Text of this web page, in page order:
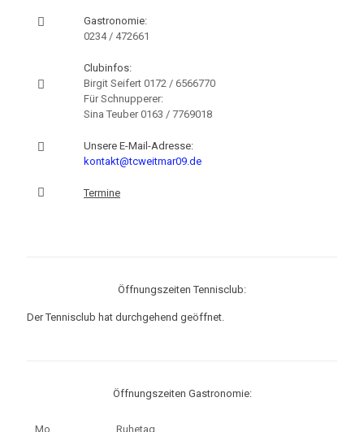
Gastronomie:
0234 / 472661
Clubinfos:
Birgit Seifert 0172 / 6566770
Für Schnupperer:
Sina Teuber0163 / 7769018
Unsere E-Mail-Adresse:
kontakt@tcweitmar09.de
Termine
Öffnungszeiten Tennisclub:
Der Tennisclub hat durchgehend geöffnet.
Öffnungszeiten Gastronomie:
Mo. Ruhetag